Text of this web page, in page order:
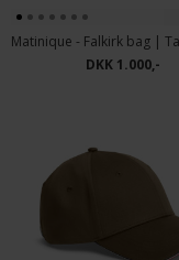
DKK 1.000,-